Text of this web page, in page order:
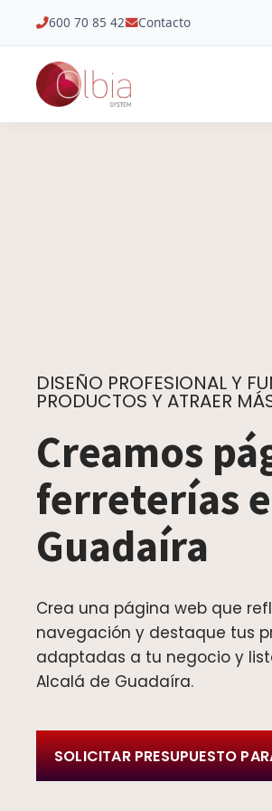
600 70 85 42 Contacto
DISEÑO PROFESIONAL Y
PRODUCTOS Y ATRAER
Creamos
ferreterías
Guadaíra
Crea una página web que
navegación y destaque tus
adaptadas a tu negocio y
Alcalá de Guadaíra.
SOLICITAR PRESUPUESTO